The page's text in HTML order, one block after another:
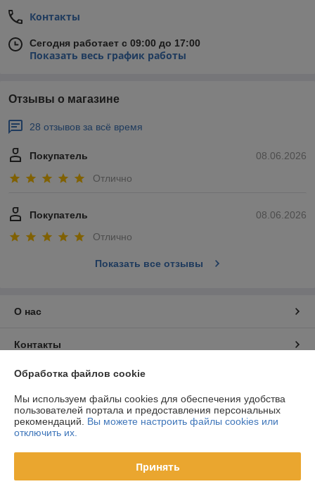
Контакты
Сегодня работает с 09:00 до 17:00
Показать весь график работы
Отзывы о магазине
28 отзывов за всё время
08.06.2026
Покупатель
Отлично
08.06.2026
Покупатель
Отлично
Показать все отзывы
О нас
Контакты
Доставка и оплата
График работы
Политика обработки cookies
Обработка файлов cookie
Мы используем файлы cookies для обеспечения удобства
пользователей портала и предоставления персональных
рекомендаций. Вы можете настроить файлы cookies или
отключить их.
Принять